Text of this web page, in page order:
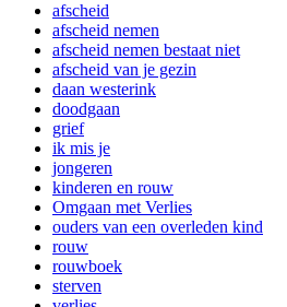
afscheid
afscheid nemen
afscheid nemen bestaat niet
afscheid van je gezin
daan westerink
doodgaan
grief
ik mis je
jongeren
kinderen en rouw
Omgaan met Verlies
ouders van een overleden kind
rouw
rouwboek
sterven